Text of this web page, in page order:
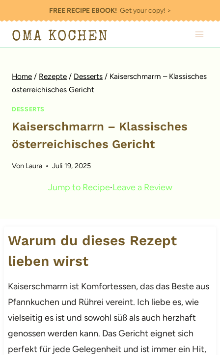
Inhalt
springen
FREE RECIPE EBOOK!Get your copy! >
OMA KOCHEN
Home / Rezepte / Desserts / Kaiserschmarrn – Klassisches
österreichisches Gericht
DESSERTS
Kaiserschmarrn – Klassisches
österreichisches Gericht
Von Laura Juli 19, 2025
Jump to Recipe·Leave a Review
Warum du dieses Rezept
lieben wirst
Kaiserschmarrn ist Komfortessen, das das Beste aus
Pfannkuchen und Rührei vereint. Ich liebe es, wie
vielseitig es ist und sowohl süß als auch herzhaft
genossen werden kann. Das Gericht eignet sich
perfekt für jede Gelegenheit und ist immer ein Hit,